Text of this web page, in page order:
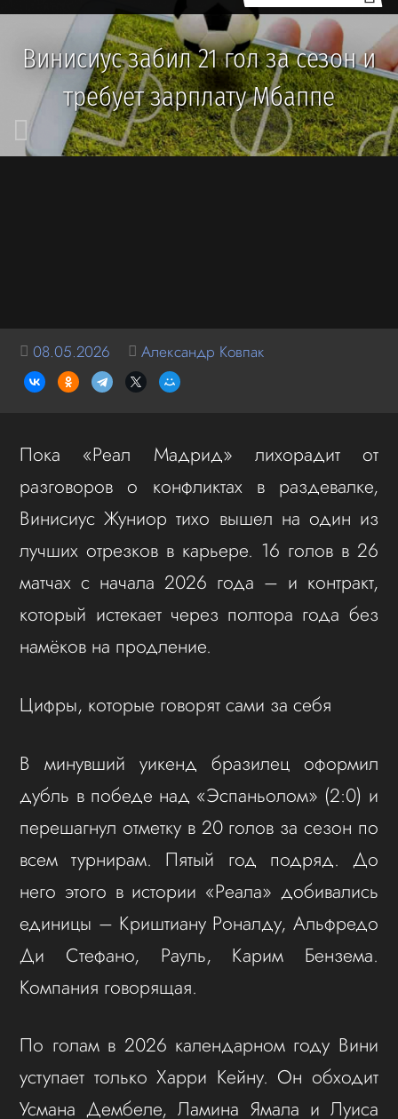
Винисиус забил 21 гол за сезон и
требует зарплату Мбаппе
08.05.2026 Александр Ковпак
Пока «Реал Мадрид» лихорадит от
разговоров о конфликтах в раздевалке,
Винисиус Жуниор тихо вышел на один из
лучших отрезков в карьере. 16 голов в 26
матчах с начала 2026 года – и контракт,
который истекает через полтора года без
намёков на продление.
Цифры, которые говорят сами за себя
В минувший уикенд бразилец оформил
дубль в победе над «Эспаньолом» (2:0) и
перешагнул отметку в 20 голов за сезон по
всем турнирам. Пятый год подряд. До
него этого в истории «Реала» добивались
единицы – Криштиану Роналду, Альфредо
Ди Стефано, Рауль, Карим Бензема.
Компания говорящая.
По голам в 2026 календарном году Вини
уступает только Харри Кейну. Он обходит
Усмана Дембеле, Ламина Ямала и Луиса